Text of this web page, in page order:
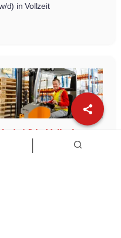
d) in Vollzeit
w/d) in Vollzeit